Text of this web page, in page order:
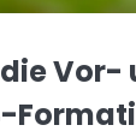
Vor-